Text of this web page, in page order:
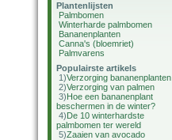
Plantenlijsten
Palmbomen
Winterharde palmbomen
Bananenplanten
Canna's (bloemriet)
Palmvarens
Populairste artikels
1)Verzorging bananenplanten
2)Verzorging van palmen
3)Hoe een bananenplant
beschermen in de winter?
4)De 10 winterhardste
palmbomen ter wereld
5)Zaaien van avocado